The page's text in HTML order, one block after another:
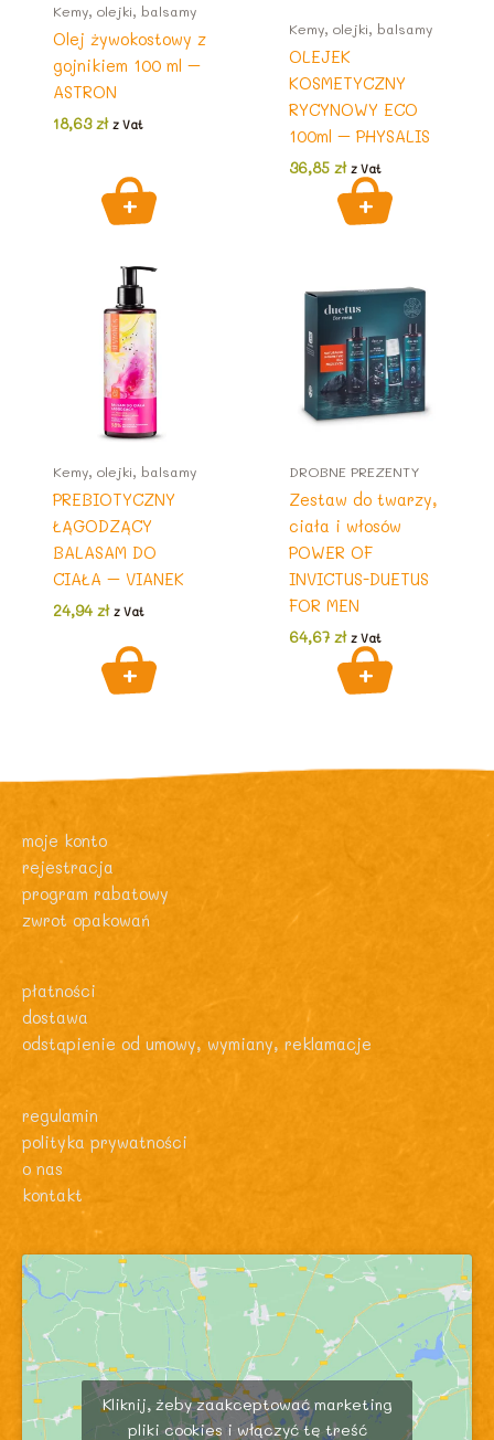
Kemy, olejki, balsamy
Olej żywokostowy z
gojnikiem 100 ml –
ASTRON
18,63zł z Vat
Kemy, olejki, balsamy
OLEJEK
KOSMETYCZNY
RYCYNOWY ECO
100ml – PHYSALIS
36,85 zł z Vat
Kemy, olejki, balsamy
PREBIOTYCZNY
ŁĄGODZĄCY
BALASAM DO
CIAŁA – VIANEK
24,94 zł z Vat
DROBNE PREZENTY
Zestaw do twarzy,
ciała i włosów
POWER OF
INVICTUS-DUETUS
FOR MEN
64,67zł z Vat
moje konto
rejestracja
program rabatowy
zwrot opakowań
płatności
dostawa
odstąpienie od umowy, wymiany, reklamacje
regulamin
polityka prywatności
o nas
kontakt
Kliknij, żeby zaakceptować marketing
pliki cookies i włączyć tę treść